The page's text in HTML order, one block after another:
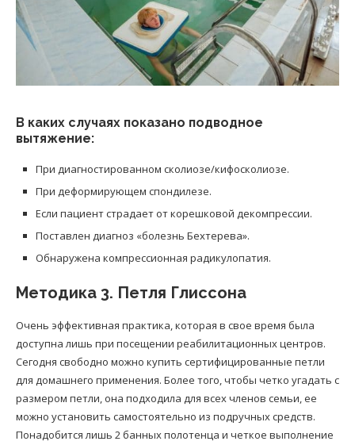
В каких случаях показано подводное
вытяжение:
При диагностированном сколиозе/кифосколиозе.
При деформирующем спондилезе.
Если пациент страдает от корешковой декомпрессии.
Поставлен диагноз «болезнь Бехтерева».
Обнаружена компрессионная радикулопатия.
Методика 3. Петля Глиссона
Очень эффективная практика, которая в свое время была
доступна лишь при посещении реабилитационных центров.
Сегодня свободно можно купить сертифицированные петли
для домашнего применения. Более того, чтобы четко угадать с
размером петли, она подходила для всех членов семьи, ее
можно установить самостоятельно из подручных средств.
Понадобится лишь 2 банных полотенца и четкое выполнение